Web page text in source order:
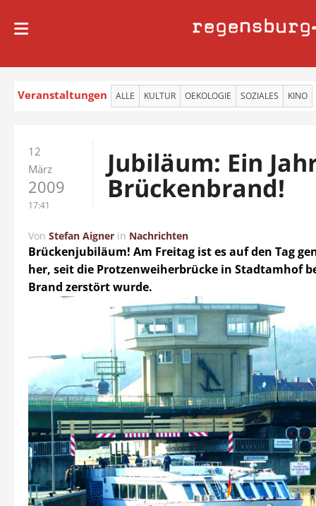
regensburg
Veranstaltungen ALLE KULTUR OEKOLOGIE SOZIALES KINO
12
März
2009
17:41
Jubiläum: Ein
Brückenbrand!
Von Stefan Aigner in Nachrichten
Brückenjubiläum! Am Freitag ist es auf den Tag
her, seit die Protzenweiherbrücke in Stadtamhof
Brand zerstört wurde.